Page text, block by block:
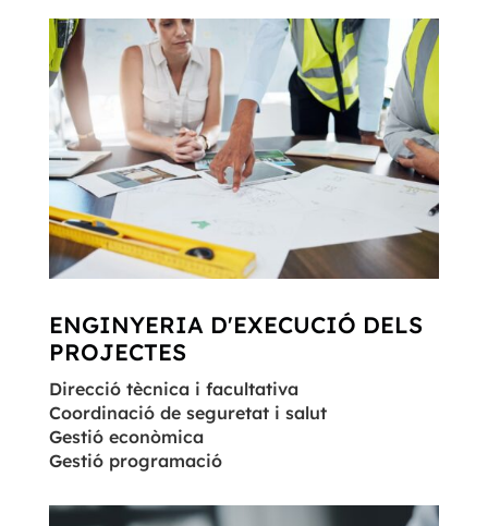
ENGINYERIA D'EXECUCIÓ DELS
PROJECTES
Direcció tècnica i facultativa
Coordinació de seguretat i salut
Gestió econòmica
Gestió programació